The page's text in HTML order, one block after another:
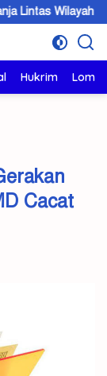
Dibekuk di
Hukrim
Cacat